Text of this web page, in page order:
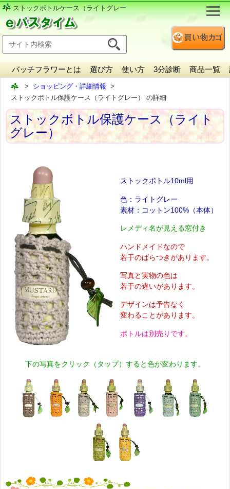
ストックボトルケース（ライトグレー
バッチフラワーとは 選び方 使い方 3分診断 商品一覧
ショッピング・詳細情報
ストックボトル保護ケース（ライトグレー） の詳細
ストックボトル保護ケース（ライト
グレー）
ストックボトル10ml用
色：ライトグレー
素材：コットン100%（本体）
レメディ名が見える窓付き
ハンドメイドなので
若干のばらつきがあります。
写真と実物の色は
若干の違いがあります。
デザインは予告なく
変わることがあります。
ボトルは別売りです。
下の写真をクリック（タップ）すると色が変わります。